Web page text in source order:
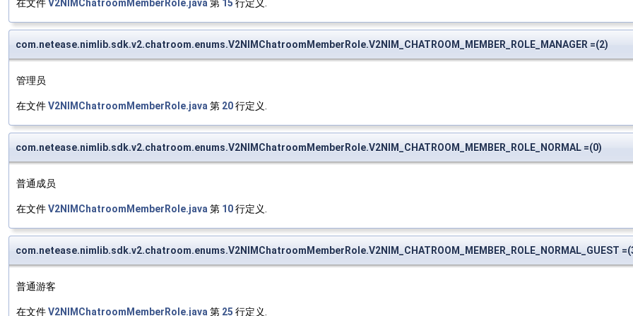
在文件V2NIMChatroomMemberRole.java 第 15 行定义.
com.netease.nimlib.sdk.v2.chatroom.enums.V2NIMChatroomMemberRole.V2NIM_CHATROOM_MEMBER_ROLE_MANAGER =(2)
管理员
在文件V2NIMChatroomMemberRole.java 第 20行定义.
com.netease.nimlib.sdk.v2.chatroom.enums.V2NIMChatroomMemberRole.V2NIM_CHATROOM_MEMBER_ROLE_NORMAL =(0)
普通成员
在文件V2NIMChatroomMemberRole.java 第 10行定义.
com.netease.nimlib.sdk.v2.chatroom.enums.V2NIMChatroomMemberRole.V2NIM_CHATROOM_MEMBER_ROLE_NORMAL_GUEST
普通游客
在文件V2NIMChatroomMemberRole.java 第 25 行定义.